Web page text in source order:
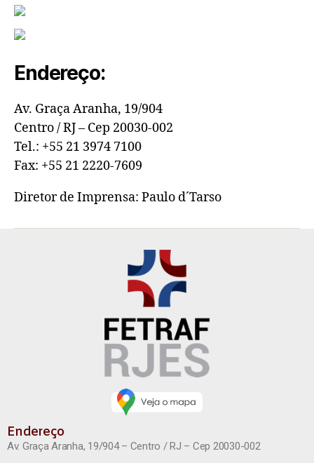
Endereço:
Av. Graça Aranha, 19/904
Centro / RJ – Cep 20030-002
Tel.: +55 21 3974 7100
Fax: +55 21 2220-7609
Diretor de Imprensa: Paulo d´Tarso
Endereço
Av. Graça Aranha, 19/904 – Centro / RJ – Cep 20030-002